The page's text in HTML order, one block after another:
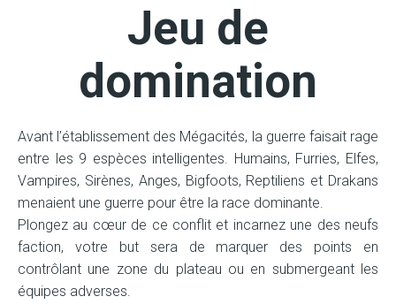
Jeu de
domination
Avant l’établissement des Mégacités, la guerre faisait rage
entre les 9 espèces intelligentes. Humains, Furries, Elfes,
Vampires, Sirènes, Anges, Bigfoots, Reptiliens et Drakans
menaient une guerre pour être la race dominante.
Plongez au cœur de ce conflit et incarnez une des neufs
faction, votre but sera de marquer des points en
contrôlant une zone du plateau ou en submergeant les
équipes adverses.